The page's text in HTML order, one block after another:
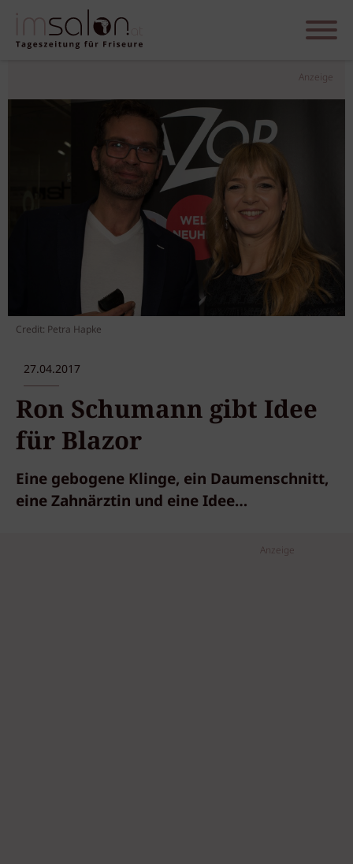
Anzeige
Credit: Petra Hapke
27.04.2017
Ron Schumann gibt Idee
für Blazor
Eine gebogene Klinge, ein Daumenschnitt,
eine Zahnärztin und eine Idee…
Anzeige